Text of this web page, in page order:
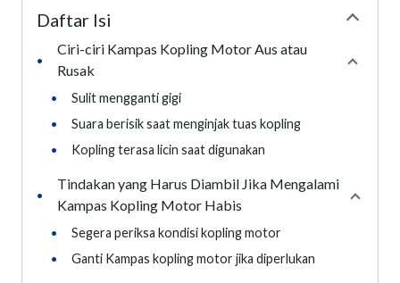
Daftar Isi
•
Ciri-ciri Kampas Kopling Motor Aus atau
Rusak
•
Sulit mengganti gigi
•
Suara berisik saat menginjak tuas kopling
•
Kopling terasa licin saat digunakan
•
Tindakan yang Harus Diambil Jika Mengalami
Kampas Kopling Motor Habis
•
Segera periksa kondisi kopling motor
•
Ganti Kampas kopling motor jika diperlukan